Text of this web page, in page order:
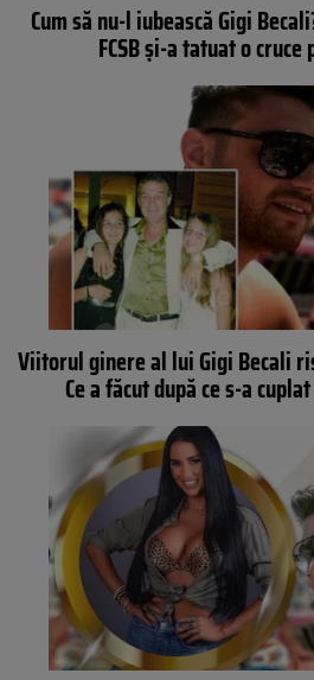
Cum să nu-l iubească Gigi
FCSB și-a tatuat o
Viitorul ginere al lui Gigi Becali
Ce a făcut după ce s-a